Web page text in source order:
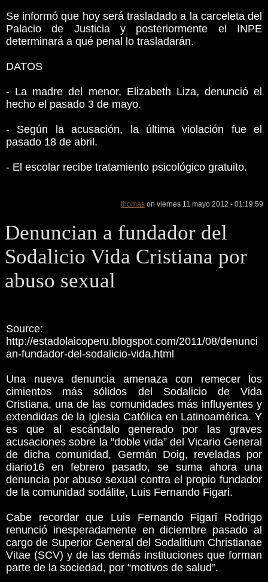
Se informó que hoy será trasladado a la carceleta del
Palacio de Justicia y posteriormente el INPE
determinará a qué penal lo trasladarán.
DATOS
- La madre del menor, Elizabeth Liza, denunció el
hecho el pasado 3 de mayo.
- Según la acusación, la última violación fue el
pasado 18 de abril.
- El escolar recibe tratamiento psicológico gratuito.
thomas on viernes 11 mayo 2012 - 01:19:59
Denuncian a fundador del
Sodalicio Vida Cristiana por
abuso sexual
Source:
http://estadolaicoperu.blogspot.com/2011/08/denunci
an-fundador-del-sodalicio-vida.html
Una nueva denuncia amenaza con remecer los
cimientos más sólidos del Sodalicio de Vida
Cristiana, una de las comunidades más influyentes y
extendidas de la Iglesia Católica en Latinoamérica. Y
es que al escándalo generado por las graves
acusaciones sobre la “doble vida” del Vicario General
de dicha comunidad, Germán Doig, reveladas por
diario16 en febrero pasado, se suma ahora una
denuncia por abuso sexual contra el propio fundador
de la comunidad sodálite, Luis Fernando Figari.
Cabe recordar que Luis Fernando Figari Rodrigo
renunció inesperadamente en diciembre pasado al
cargo de Superior General del Sodalitium Christianae
Vitae (SCV) y de las demás instituciones que forman
parte de la sociedad, por “motivos de salud”.